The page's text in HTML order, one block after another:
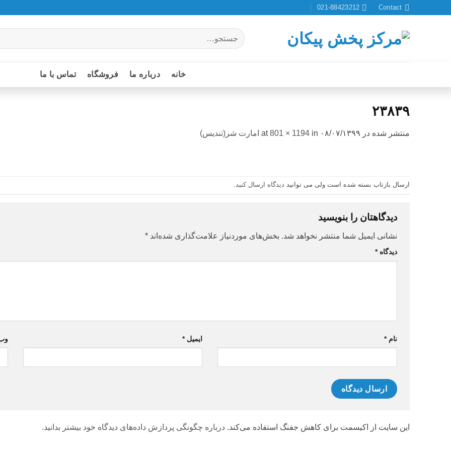
Contact
021-88423212
جستجو
برای:
خانه درباره ما فروشگاه تماس با ما
۲۳۸۳۹
منتشر شده در ۰۸/۰۷/۱۳۹۹ 801 × 1194 in امارت شر(تندیس)
ارسال بازتاب بسته شده است ولی می توانید دیدگاه ارسال کنید
دیدگاهتان را بنویسید
نشانی ایمیل شما منتشر نخواهد شد. بخش‌های موردنیاز علامت‌گذاری شده‌اند *
دیدگاه*
نام* ایمیل*
این سایت از اکیسمت برای کاهش جفنگ استفاده می‌کند. درباره چگونگی پردازش داده‌های دیدگاه خود بیشتر بدانید.